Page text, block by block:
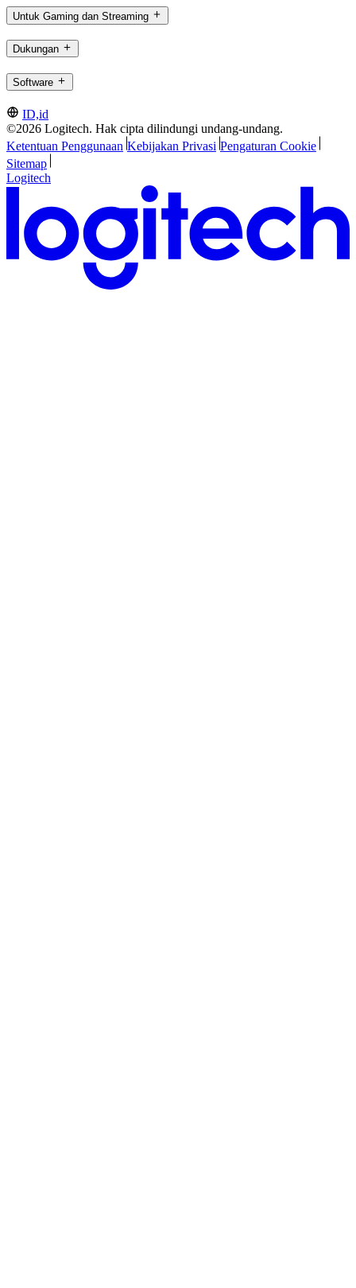
Untuk Gaming dan Streaming
Dukungan
Software
ID,id
©2026 Logitech. Hak cipta dilindungi undang-undang.
Ketentuan Penggunaan Kebijakan Privasi Pengaturan Cookie
Sitemap
Logitech